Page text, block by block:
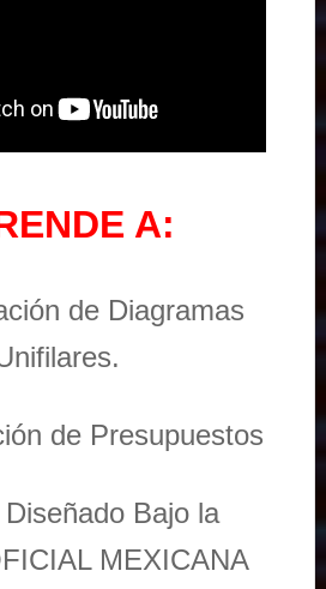
A:
de Diagramas
de Presupuestos
Diseñado Bajo la
MEXICANA